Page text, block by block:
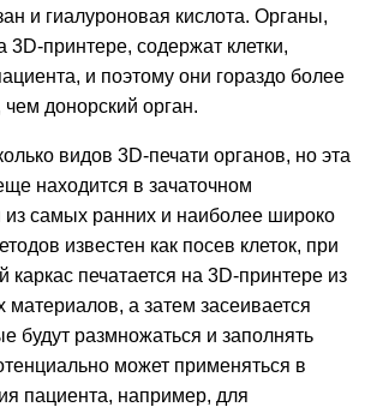
и гиалуроновая кислота. Органы,
3D-принтере, содержат клетки,
и поэтому они гораздо более
донорский орган.
видов 3D-печати органов, но эта
находится в зачаточном
из самых ранних и наиболее широко
известен как посев клеток, при
каркас печатается на 3D-принтере из
а затем засеивается
будут размножаться и заполнять
может применяться в
пациента, например, для